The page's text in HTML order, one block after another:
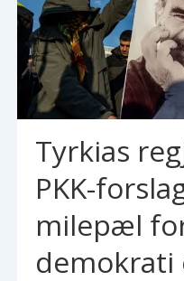
Tyrkias
PKK-
milepæl
demokrati